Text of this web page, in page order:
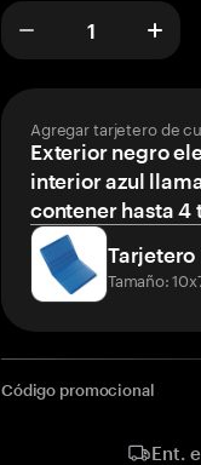
Agregar tarjetero de
Exterior negro
interior azul
contener hasta 4
Tarjetero
Tamaño:
Código promocional
Ent.